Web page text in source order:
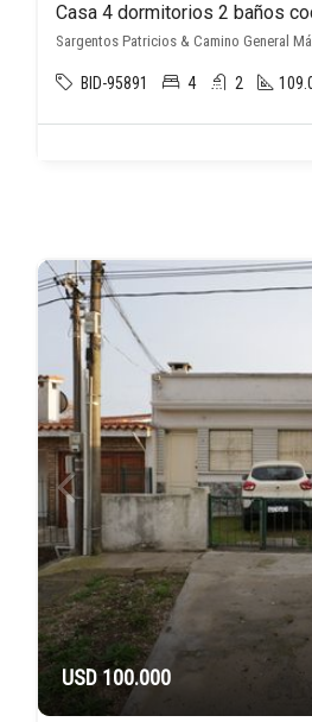
Sargentos Patricios & Camino General
BID-95891 4 2
USD 100.000